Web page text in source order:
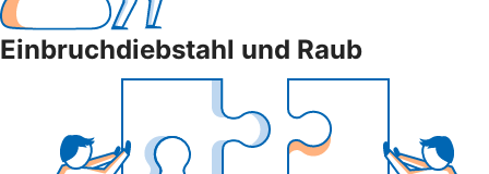
Einbruchdiebstahl und Raub